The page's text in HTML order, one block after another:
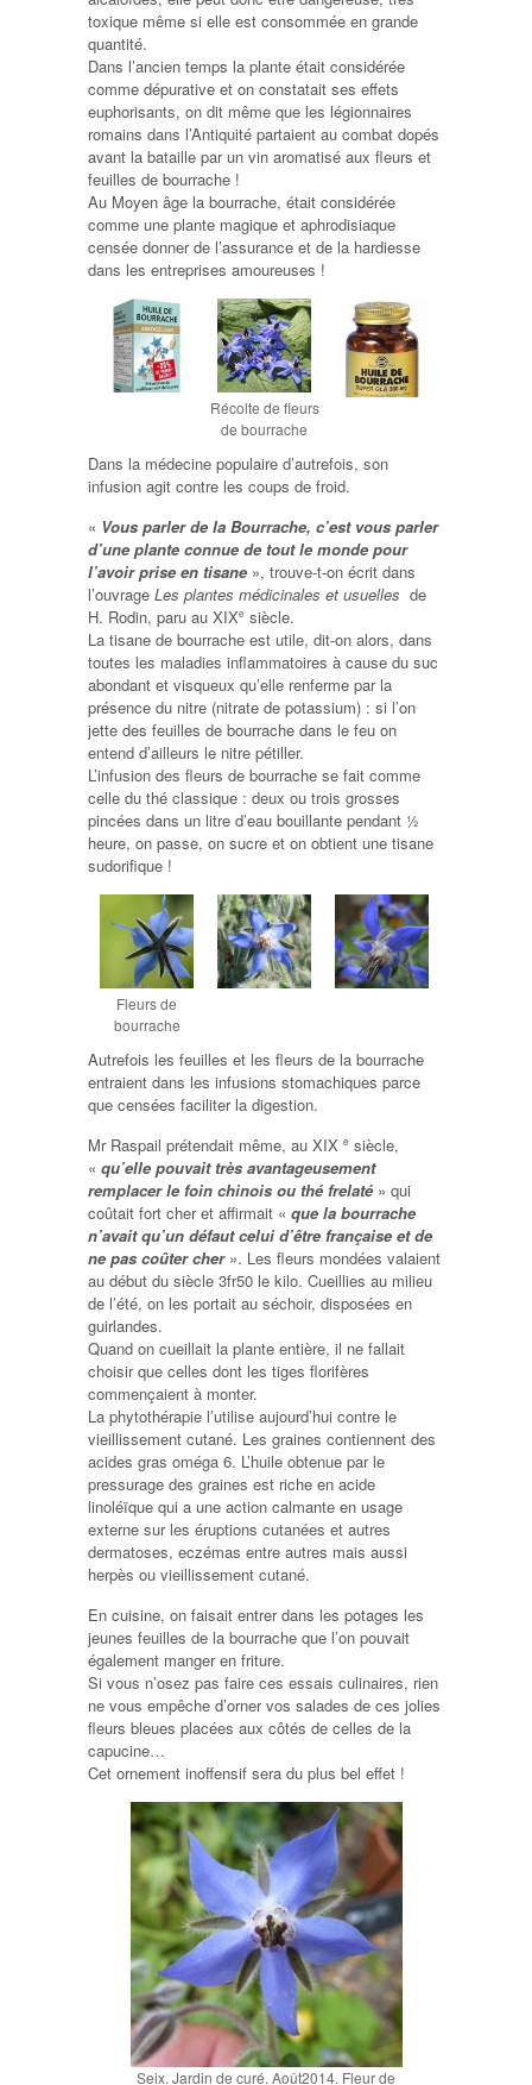
toxique même si elle est consommée en grande
quantité.
Dans l’ancien temps la plante était considérée
comme dépurative et on constatait ses effets
euphorisants, on dit même que les légionnaires
romains dans l’Antiquité partaient au combat dopés
avant la bataille par un vin aromatisé aux fleurs et
feuilles de bourrache !
Au Moyen âge la bourrache, était considérée
comme une plante magique et aphrodisiaque
censée donner de l’assurance et de la hardiesse
dans les entreprises amoureuses !
Récolte de fleurs
de bourrache
Dans la médecine populaire d’autrefois, son
infusion agit contre les coups de froid.
« Vous parler de la Bourrache, c’est vous parler
d’une plante connue de tout le monde pour
l’avoir prise en tisane », trouve-t-on écrit dans
l’ouvrage Les plantes médicinales et usuelles de
H. Rodin, paru au XIXe siècle.
La tisane de bourrache est utile, dit-on alors, dans
toutes les maladies inflammatoires à cause du suc
abondant et visqueux qu’elle renferme par la
présence du nitre (nitrate de potassium) : si l’on
jette des feuilles de bourrache dans le feu on
entend d’ailleurs le nitre pétiller.
L’infusion des fleurs de bourrache se fait comme
celle du thé classique : deux ou trois grosses
pincées dans un litre d’eau bouillante pendant ½
heure, on passe, on sucre et on obtient une tisane
sudorifique !
Fleurs de
bourrache
Autrefois les feuilles et les fleurs de la bourrache
entraient dans les infusions stomachiques parce
que censées faciliter la digestion.
Mr Raspail prétendait même, au XIX e siècle,
« qu’elle pouvait très avantageusement
remplacer le foin chinois ou thé frelaté » qui
coûtait fort cher et affirmait « que la bourrache
n’avait qu’un défaut celui d’être française et de
ne pas coûter cher ». Les fleurs mondées valaient
au début du siècle 3fr50 le kilo. Cueillies au milieu
de l’été, on les portait au séchoir, disposées en
guirlandes.
Quand on cueillait la plante entière, il ne fallait
choisir que celles dont les tiges florifères
commençaient à monter.
La phytothérapie l’utilise aujourd’hui contre le
vieillissement cutané. Les graines contiennent des
acides gras oméga 6. L’huile obtenue par le
pressurage des graines est riche en acide
linoléïque qui a une action calmante en usage
externe sur les éruptions cutanées et autres
dermatoses, eczémas entre autres mais aussi
herpès ou vieillissement cutané.
En cuisine, on faisait entrer dans les potages les
jeunes feuilles de la bourrache que l’on pouvait
également manger en friture.
Si vous n’osez pas faire ces essais culinaires, rien
ne vous empêche d’orner vos salades de ces jolies
fleurs bleues placées aux côtés de celles de la
capucine…
Cet ornement inoffensif sera du plus bel effet !
Seix. Jardin de curé. Août2014. Fleur de